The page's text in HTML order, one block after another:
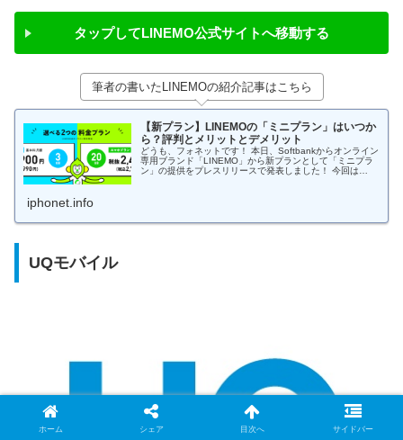
タップしてLINEMO公式サイトへ移動する
筆者の書いたLINEMOの紹介記事はこちら
【新プラン】LINEMOの「ミニプラン」はいつか
ら？評判とメリットとデメリット
どうも、フォネットです！ 本日、Softbankからオンライン
専用ブランド「LINEMO」から新プランとして「ミニプラ
ン」の提供をプレスリリースで発表しました！ 今回は
iphonet.info
UQモバイル
ホーム シェア 目次へ サイドバー